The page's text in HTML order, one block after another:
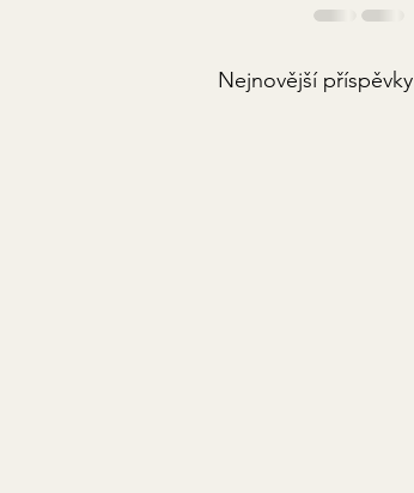
Nejnovější příspěvky